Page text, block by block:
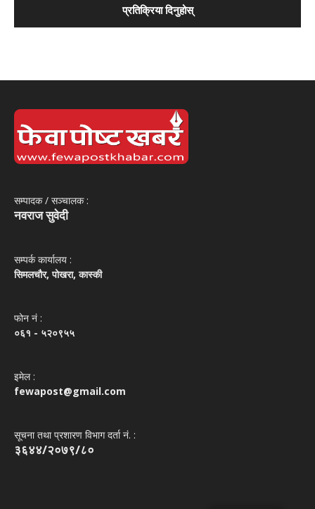
सम्पादक / सञ्‍चालक :
नवराज सुवेदी
सम्पर्क कार्यालय :
सिमलचौर, पोखरा, कास्की
फोन नं‌ :
०६१ - ५२०९५५
इमेल :
fewapost@gmail.com
सूचना तथा प्रशारण विभाग दर्ता नं. :
३६४४/२०७९/८०